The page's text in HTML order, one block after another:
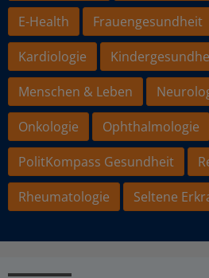
E-Health
Frauengesundheit
Kardiologie
Menschen & Leben
Onkologie
Ophthalmologie
PolitKompass Gesundheit
Rheumatologie
Seltene